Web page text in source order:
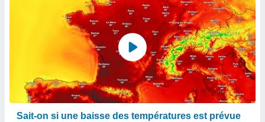
Sait-on si une baisse des températures est prévue